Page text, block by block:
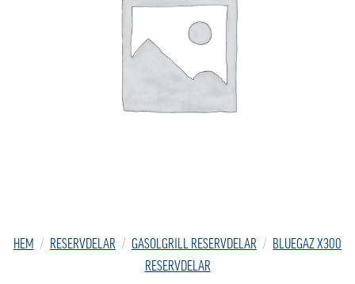
HEM / RESERVDELAR / GASOLGRILL RESERVDELAR / BLUEGAZ X300
RESERVDELAR